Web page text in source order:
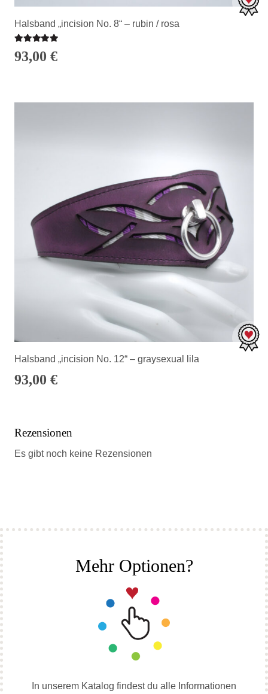
Halsband „incision No. 8“ – rubin / rosa
93,00 €
Halsband „incision No. 12“ – graysexual lila
93,00 €
Rezensionen
Es gibt noch keine Rezensionen
Mehr Optionen?
In unserem Katalog findest du alle Informationen